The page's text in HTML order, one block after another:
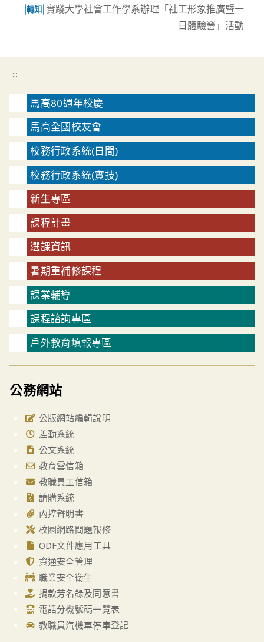
轉知 實踐大學社會工作學系辦理「社工形象推廣暨一
日體驗營」活動
:::
馬高80週年校慶
馬高全國校友會
校務行政系統(日間)
校務行政系統(實技)
新生專區
課程計畫
選課資訊
暑期重補修課程
課業輔導
課程諮詢專區
戶外教育填報專區
公務網站
公版網站編輯說明
差勤系統
公文系統
教育雲信箱
教職員工信箱
請購系統
內控聲明書
校園網路問題報修
ODF文件應用工具
資通安全管理
職業安全衛生
捐款芳名錄及同意書
電話分機號碼一覽表
教職員汽機車停車登記